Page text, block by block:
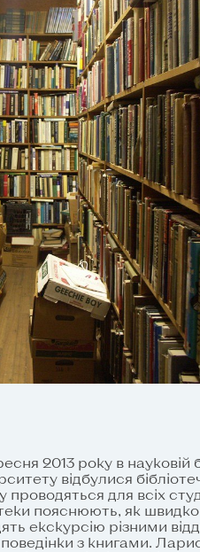
2013 року в науковій
відбулися
проводяться для всіх
пояснюють, як
екскурсію різними
з книгами.